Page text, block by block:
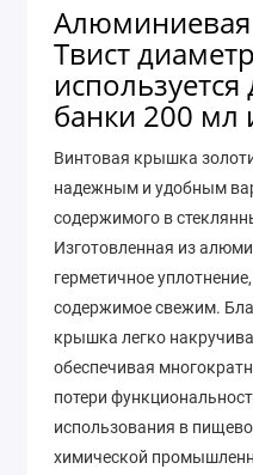
Твист
банки 200 мл
Винтовая крышка
надежным и удобным
содержимого в
Изготовленная из
герметичное
содержимое свежим.
крышка легко
обеспечивая
потери
использования в
химической